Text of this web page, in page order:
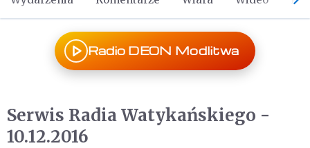
Radio DEON Modlitwa
Serwis Radia Watykańskiego -
10.12.2016